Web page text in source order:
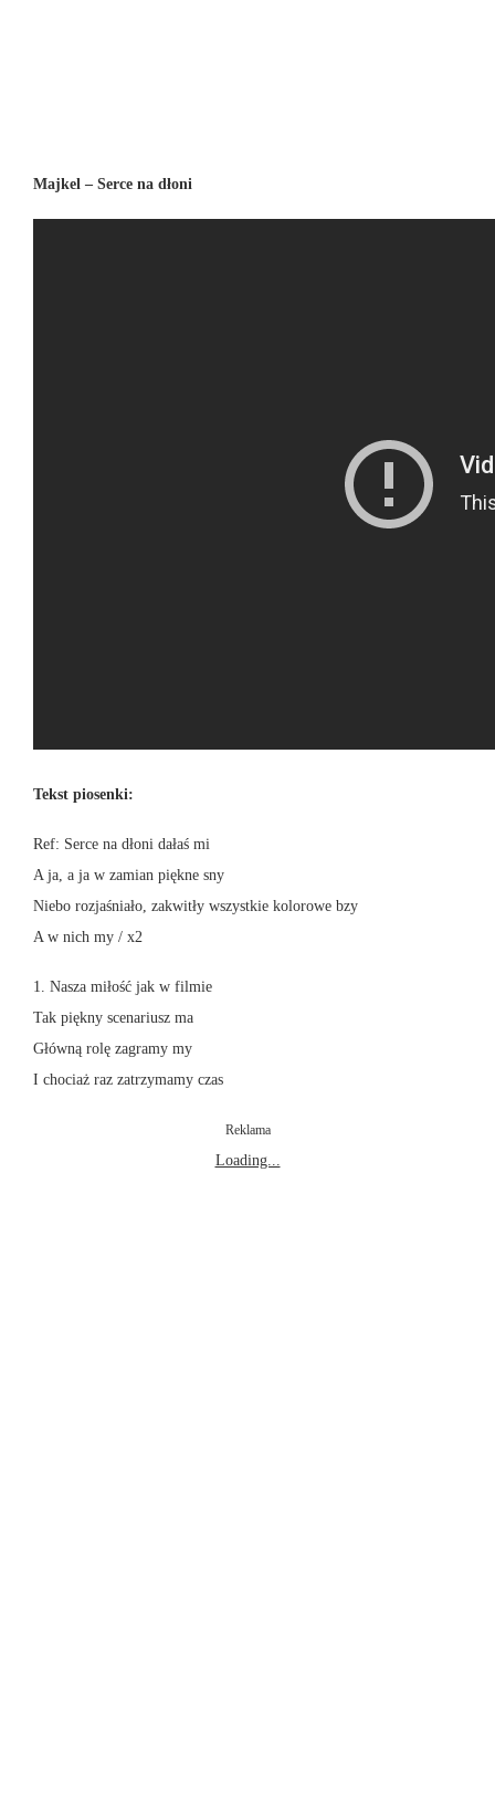
Majkel – Serce na dłoni
Tekst piosenki:
Ref: Serce na dłoni dałaś mi
A ja, a ja w zamian piękne sny
Niebo rozjaśniało, zakwitły wszystkie kolorowe bzy
A w nich my / x2
1. Nasza miłość jak w filmie
Tak piękny scenariusz ma
Główną rolę zagramy my
I chociaż raz zatrzymamy czas
Reklama
Loading...